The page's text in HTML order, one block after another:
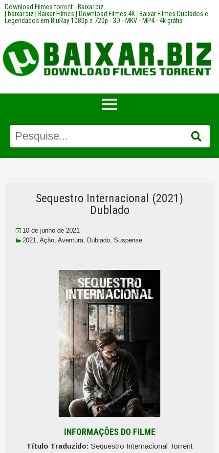
Download Filmes torrent - Baixar.biz
| baixar.biz | Baixar Filmes | Download Filmes 4K | Baixar Filmes Dublados e
Legendados em BluRay 1080p e 720p - 3D - MKV - MP4 - 4k grátis
Sequestro Internacional (2021)
Dublado
10 de junho de 2021
2021, Ação, Aventura, Dublado, Suspense
INFORMAÇÕES DO FILME
Título Traduzido: Sequestro Internacional Torrent